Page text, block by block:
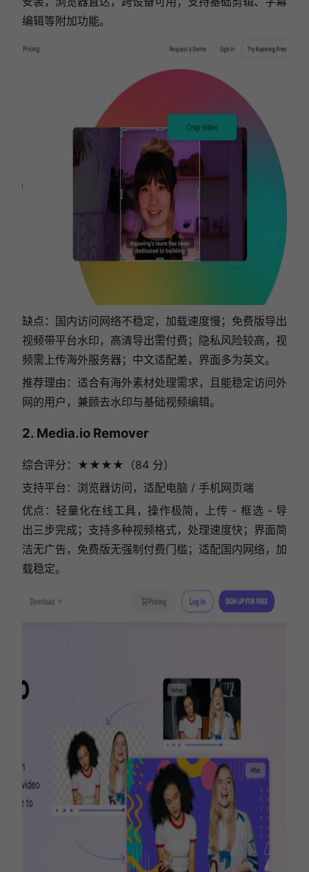
编辑等附加功能。
缺点：国内访问网络不稳定，加载速度慢；免费版导出
视频带平台水印，高清导出需付费；隐私风险较高，视
频需上传海外服务器；中文适配差，界面多为英文。
推荐理由：适合有海外素材处理需求，且能稳定访问外
网的用户，兼顾去水印与基础视频编辑。
2. Media.io Remover
综合评分：★★★★（84 分）
支持平台：浏览器访问，适配电脑 / 手机网页端
优点：轻量化在线工具，操作极简，上传 - 框选 - 导
出三步完成；支持多种视频格式，处理速度快；界面简
洁无广告，免费版无强制付费门槛；适配国内网络，加
载稳定。